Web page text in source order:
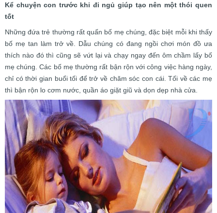
Kể chuyện con trước khi đi ngủ giúp tạo nên một thói quen
tốt
Những đứa trẻ thường rất quấn bố mẹ chúng, đặc biệt mỗi khi thấy
bố mẹ tan làm trở về. Dẫu chúng có đang ngồi chơi món đồ ưa
thích nào đó thì cũng sẽ vứt lại và chạy ngay đến ôm chầm lấy bố
mẹ chúng. Các bố mẹ thường rất bận rộn với công việc hàng ngày,
chỉ có thời gian buổi tối để trở về chăm sóc con cái. Tối về các mẹ
thì bận rộn lo cơm nước, quần áo giặt giũ và dọn dẹp nhà cửa.